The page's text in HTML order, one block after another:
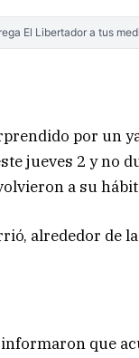
El Libertador a tus
por un
jueves 2 y no
a su
alrededor de
que